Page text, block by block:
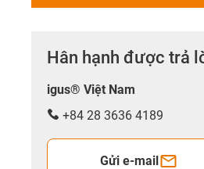
Hân hạnh được trả
igus® Việt Nam
+84 28 3636 4189
Gửi e-mail